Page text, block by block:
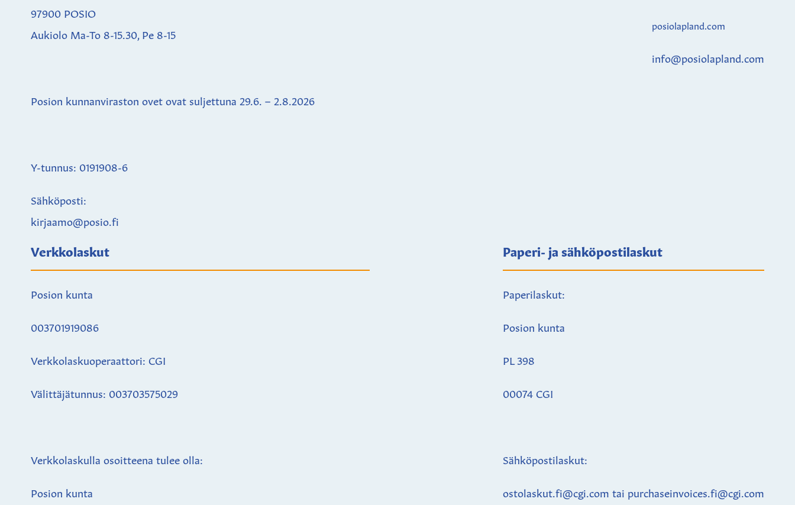
97900 POSIO
Aukiolo Ma-To 8-15.30, Pe 8-15
Posion kunnanviraston ovet ovat suljettuna 29.6. – 2.8.2026
Y-tunnus: 0191908-6
Sähköposti:
kirjaamo@posio.fi
posiolapland.com
info@posiolapland.com
Verkkolaskut
Posion kunta
003701919086
Verkkolaskuoperaattori: CGI
Välittäjätunnus: 003703575029
Verkkolaskulla osoitteena tulee olla:
Posion kunta
Paperi- ja sähköpostilaskut
Paperilaskut:
Posion kunta
PL 398
00074 CGI
Sähköpostilaskut:
ostolaskut.fi@cgi.com tai purchaseinvoices.fi@cgi.com